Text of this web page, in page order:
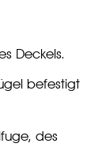
Deckels.
befestigt
des